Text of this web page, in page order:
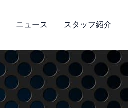
ニュース スタッフ紹介